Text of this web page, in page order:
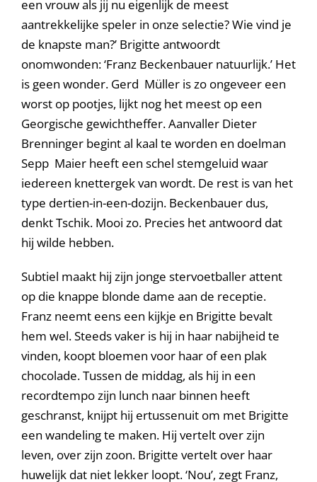
een vrouw als jij nu eigenlijk de meest
aantrekkelijke speler in onze selectie? Wie vind je
de knapste man?’ Brigitte antwoordt
onomwonden: ‘Franz Beckenbauer natuurlijk.’ Het
is geen wonder. Gerd Müller is zo ongeveer een
worst op pootjes, lijkt nog het meest op een
Georgische gewichtheffer. Aanvaller Dieter
Brenninger begint al kaal te worden en doelman
Sepp Maier heeft een schel stemgeluid waar
iedereen knettergek van wordt. De rest is van het
type dertien-in-een-dozijn. Beckenbauer dus,
denkt Tschik. Mooi zo. Precies het antwoord dat
hij wilde hebben.
Subtiel maakt hij zijn jonge stervoetballer attent
op die knappe blonde dame aan de receptie.
Franz neemt eens een kijkje en Brigitte bevalt
hem wel. Steeds vaker is hij in haar nabijheid te
vinden, koopt bloemen voor haar of een plak
chocolade. Tussen de middag, als hij in een
recordtempo zijn lunch naar binnen heeft
geschranst, knijpt hij ertussenuit om met Brigitte
een wandeling te maken. Hij vertelt over zijn
leven, over zijn zoon. Brigitte vertelt over haar
huwelijk dat niet lekker loopt. ‘Nou’, zegt Franz,